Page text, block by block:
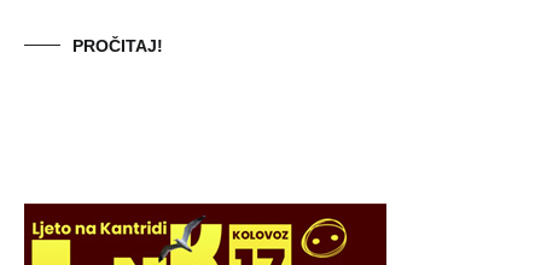
PROČITAJ!